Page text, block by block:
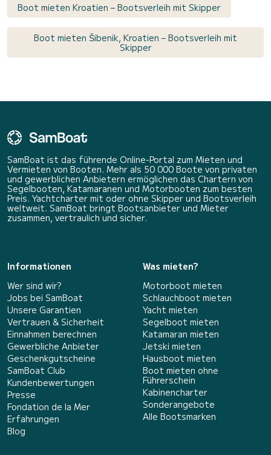
Boot mieten Kroatien – Bootsverleih mit Skipper
Boot mieten Šibenik, Kroatien – Bootsverleih mit
Skipper
SamBoat ist das führende Online-Portal zum Mieten und
Vermieten von Booten. Mehr als 50 000 Boote von privaten
und gewerblichen Anbietern ermöglichen das Chartern von
Segelbooten, Katamaranen und Motorbooten zum besten
Preis. Yachtcharter mit oder ohne Skipper und Bootsverleih
weltweit. SamBoat bringt Bootsanbieter und Mieter
zusammen, vertraulich und sicher.
Informationen
Wer sind wir?
Jobs bei SamBoat
Unsere Garantien
Vertrauen & Sicherheit
Einnahmen berechnen
Gewerbliche Anbieter
Geschenkgutscheine
SamBoat Club
Kundenbewertungen
Presse
Fondation de la Mer
Erfahrungen
Blog
Was mieten?
Motorboot mieten
Schlauchboot mieten
Yacht mieten
Segelboot mieten
Katamaran mieten
Jetski mieten
Hausboot mieten
Boot mieten ohne
Führerschein
Kabinencharter
Sonderangebote
Alle Bootsmarken